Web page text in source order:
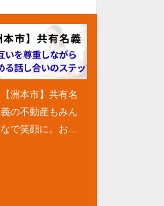
【洲本市】共有名
義の不動産もみん
なで笑顔に。お互
【淡路島】「地元
の不動産屋さん」
だからできるこ